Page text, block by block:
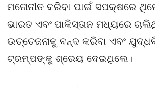
ମନୋନୀତ କରିବା ପାଇଁ ସପକ୍ଷରେ
ଭାରତ ଏବଂ ପାକିସ୍ତାନ ମଧ୍ୟରେ
ଉତ୍ତେଜନାକୁ ବନ୍ଦ କରିବା ଏବଂ
ଟ୍ରମ୍ପଙ୍କୁ ଶ୍ରେୟ ଦେଇଥିଲେ।